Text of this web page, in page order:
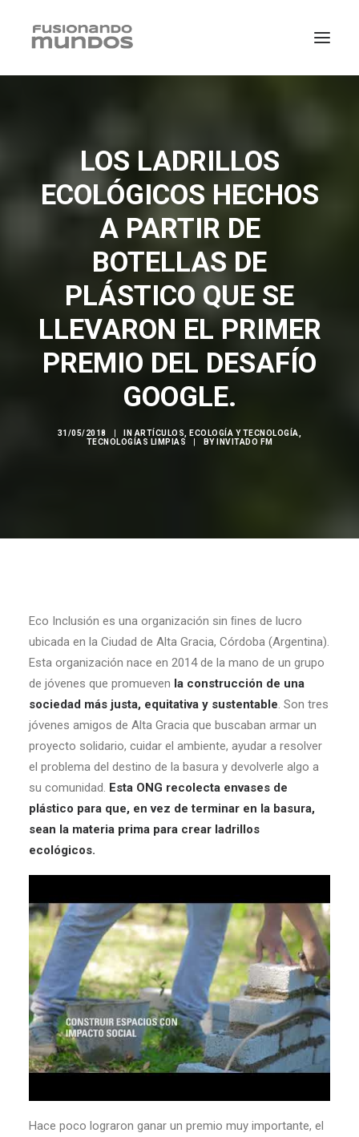
SEARCH
CART
LOS LADRILLOS
ECOLÓGICOS HECHOS
A PARTIR DE
BOTELLAS DE
PLÁSTICO QUE SE
LLEVARON EL PRIMER
PREMIO DEL DESAFÍO
GOOGLE.
31/05/2018 IN ARTÍCULOS ECOLOGÍA Y TECNOLOGÍA
TECNOLOGÍAS LIMPIAS
BY INVITADO FM
Eco Inclusión es una organización sin ﬁnes de lucro
ubicada en la Ciudad de Alta Gracia, Córdoba (Argentina).
Esta organización nace en 2014 de la mano de un grupo
de jóvenes que promueven la construcción de una
sociedad más justa, equitativa y sustentable. Son tres
jóvenes amigos de Alta Gracia que buscaban armar un
proyecto solidario, cuidar el ambiente, ayudar a resolver
el problema del destino de la basura y devolverle algo a
su comunidad. Esta ONG recolecta envases de
plástico para que, en vez de terminar en la basura,
sean la materia prima para crear ladrillos
ecológicos.
Hace poco lograron ganar un premio muy importante, el